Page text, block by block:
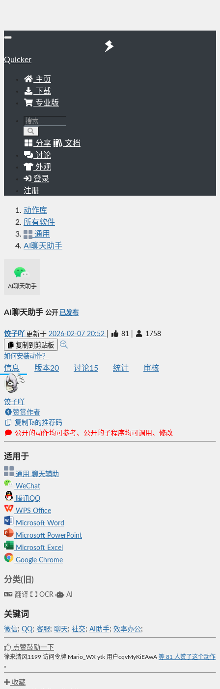
Quicker
主页
下载
专业版
分享
文档
讨论
外观
登录
注册
动作库
所有软件
通用
AI聊天助手
AI聊天助手
AI聊天助手 公开 已发布
饺子吖 更新于 2026-02-07 20:52 81 1758
复制到剪贴板
如何安装动作？
信息 版本20 讨论15 统计 审核
饺子吖
赞赏作者
复制Ta的推荐码
公开的动作均可参考、公开的子程序均可调用、修改
适用于
通用 聊天辅助
WeChat
腾讯QQ
WPS Office
Microsoft Word
Microsoft PowerPoint
Microsoft Excel
Google Chrome
分类(旧)
翻译 OCR AI
关键词
微信; QQ; 客服; 聊天; 社交; AI助手; 效率办公;
点赞鼓励一下
徐来清风1199 访问令牌 Mario_WX ytk 用户cqvMyKiEAwA 等 81 人赞了这个动作
。
收藏